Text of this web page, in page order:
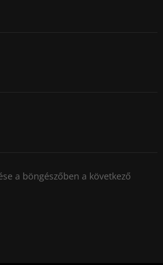
a böngészőben a következő